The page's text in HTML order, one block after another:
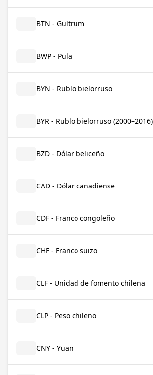
BTN - Gultrum
BWP - Pula
BYN - Rublo bielorruso
BYR - Rublo bielorruso (2000–2016)
BZD - Dólar beliceño
CAD - Dólar canadiense
CDF - Franco congoleño
CHF - Franco suizo
CLF - Unidad de fomento chilena
CLP - Peso chileno
CNY - Yuan